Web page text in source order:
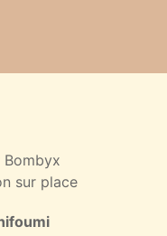
Bombyx
sur place